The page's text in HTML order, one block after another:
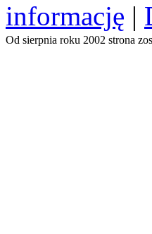
informację |
Od sierpnia roku 2002 strona